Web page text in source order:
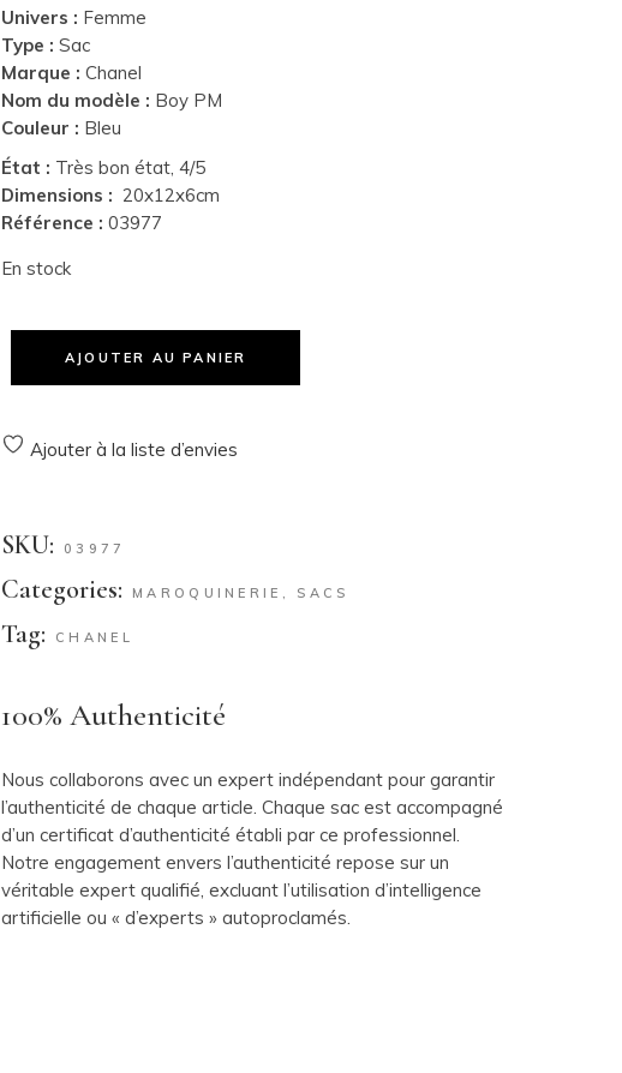
Univers : Femme
Type : Sac
Marque : Chanel
Nom du modèle : Boy PM
Couleur : Bleu
État : Très bon état, 4/5
Dimensions : 20x12x6cm
Référence : 03977
En stock
AJOUTER AU PANIER
Ajouter à la liste d’envies
SKU: 03977
Categories: MAROQUINERIE , SACS
Tag: CHANEL
100% Authenticité
Nous collaborons avec un expert indépendant pour garantir
l’authenticité de chaque article. Chaque sac est accompagné
d’un certificat d’authenticité établi par ce professionnel.
Notre engagement envers l’authenticité repose sur un
véritable expert qualifié, excluant l’utilisation d’intelligence
artificielle ou « d’experts » autoproclamés.